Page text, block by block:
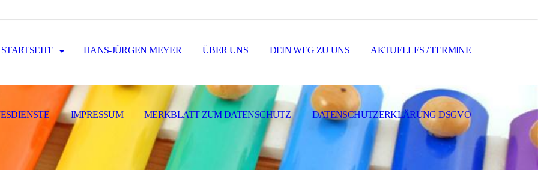
STARTSEITE HANS-JÜRGEN MEYER ÜBER UNS DEIN WEG ZU UNS AKTUELLES / TERMINE
IMPRESSUM MERKBLATT ZUM DATENSCHUTZ DATENSCHUTZERKLÄRUNG DSGVO